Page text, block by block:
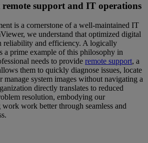
support and IT operations
is a cornerstone of a well-maintained IT
we understand that optimized digital
reliability and efficiency. A logically
a prime example of this philosophy in
needs to provide remote support, a
them to quickly diagnose issues, locate
manage system images without navigating a
directly translates to reduced
resolution, embodying our
work better through seamless and